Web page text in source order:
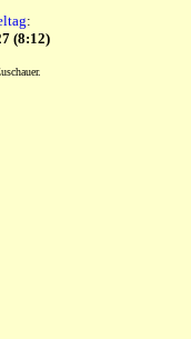
:
(8:12)